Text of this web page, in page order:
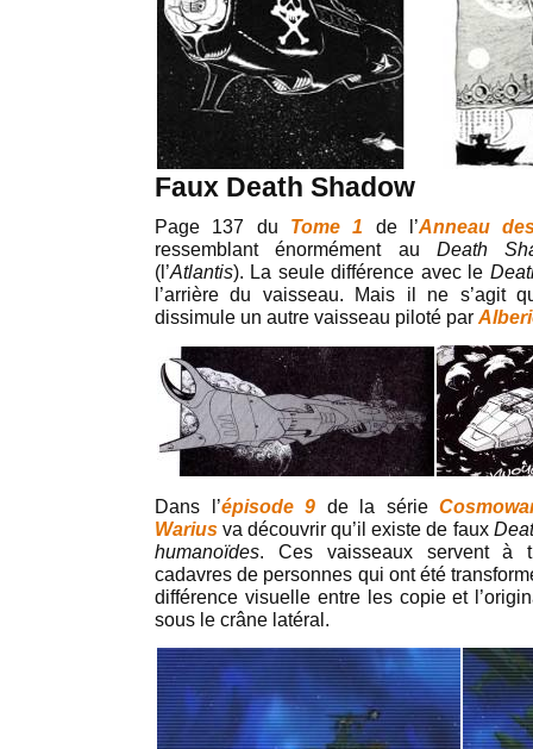
Faux Death Shadow
Page 137 du Tome 1 de l’Anneau
ressemblant énormément au Death
(l’Atlantis). La seule différence avec le
l’arrière du vaisseau. Mais il ne s’agit
dissimule un autre vaisseau piloté par
Dans l’épisode 9 de la série
Warius va découvrir qu’il existe de faux
humanoïdes. Ces vaisseaux servent à
cadavres de personnes qui ont été
différence visuelle entre les copie et
sous le crâne latéral.